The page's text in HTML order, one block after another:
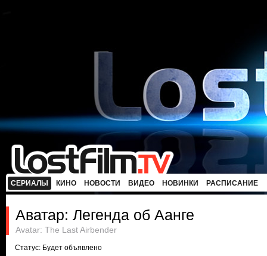
СЕРИАЛЫ КИНО НОВОСТИ ВИДЕО НОВИНКИ РАСПИСАНИЕ
Аватар: Легенда об Аанге
Avatar: The Last Airbender
Статус: Будет объявлено